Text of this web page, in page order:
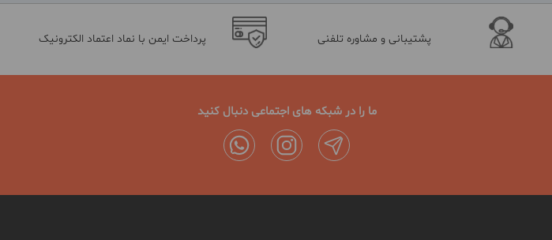
پشتیبانی و مشاوره تلفنی پرداخت ایمن با نماد اعتماد الکترونیک
ما را در شبکه های اجتماعی دنبال کنید